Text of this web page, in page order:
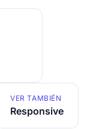
VER TAMBIÉN
Responsive